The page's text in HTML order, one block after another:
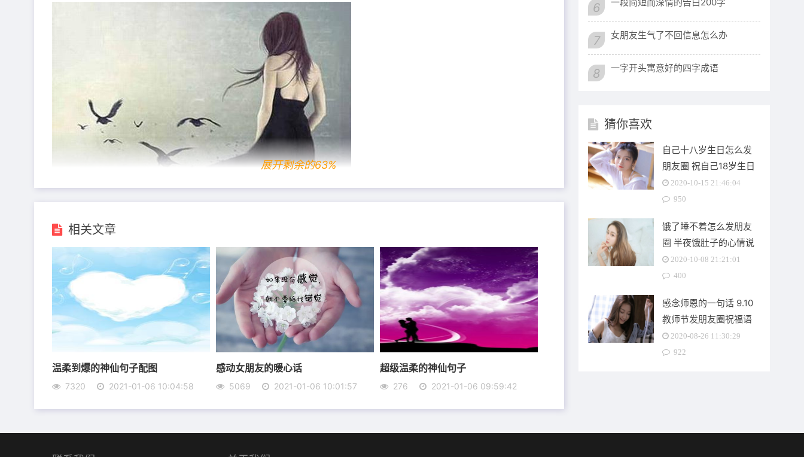
7、夫唱妇随，永结同心。
8、爱有多久，天长地久。
9、中意着你，不弃不离。
10、南风未起，念你成疾。
展开剩余的63%
相关文章
温柔到爆的神仙句子配图
7320 2021-01-06 10:04:58
感动女朋友的暖心话
5069 2021-01-06 10:01:57
超级温柔的神仙句子
276 2021-01-06 09:59:42
6
7 女朋友生气了不回信息怎么办
8 一字开头寓意好的四字成语
猜你喜欢
自己十八岁生日怎么发
朋友圈 祝自己18岁生日
快乐的说说文案
2020-10-15 21:46:04
950
饿了睡不着怎么发朋友
圈 半夜饿肚子的心情说
说2020-10-08 21:21:01
400
感念师恩的一句话 9.10
教师节发朋友圈祝福语
说说
2020-08-26 11:30:29
922